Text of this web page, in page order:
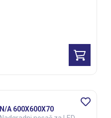
N/A 600X600X70